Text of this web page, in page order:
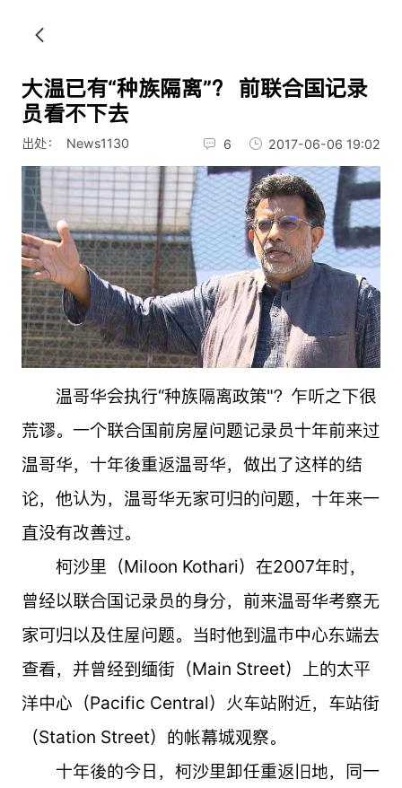
大温已有“种族隔离”？ 前联合国记录
员看不下去
出处： News1130 6 2017-06-06 19:02
温哥华会执行“种族隔离政策"？乍听之下很
荒谬。一个联合国前房屋问题记录员十年前来过
温哥华，十年後重返温哥华，做出了这样的结
论，他认为，温哥华无家可归的问题，十年来一
直没有改善过。
柯沙里（Miloon Kothari）在2007年时，
曾经以联合国记录员的身分，前来温哥华考察无
家可归以及住屋问题。当时他到温市中心东端去
查看，并曾经到缅街（Main Street）上的太平
洋中心（Pacific Central）火车站附近，车站街
（Station Street）的帐幕城观察。
十年後的今日，柯沙里卸任重返旧地，同一